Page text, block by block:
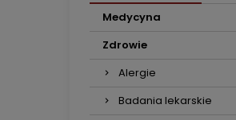
Medycyna
Zdrowie
Alergie
Badania lekarskie